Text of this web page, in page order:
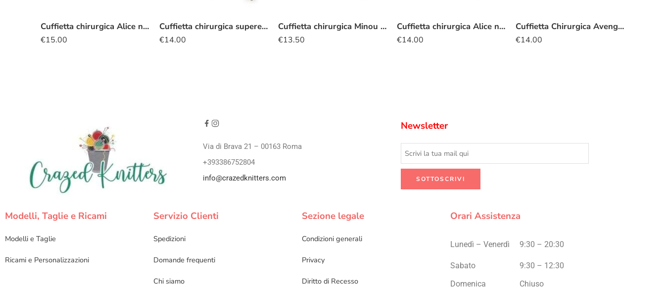
Cuffietta chirurgica Alice nel Paese delle Meraviglie fiorellini
€15.00
Cuffietta chirurgica supereroi kawaii
€14.00
Cuffietta chirurgica Minou nero
€13.50
Cuffietta chirurgica Alice nel Paese delle Meraviglie tè
€14.00
Cuffietta Chirurgica Avengers Doctor Strange
€14.00
Via di Brava 21 – 00163 Roma
+393386752804
info@crazedknitters.com
Newsletter
Modelli, Taglie e Ricami
Modelli e Taglie
Ricami e Personalizzazioni
Servizio Clienti
Spedizioni
Domande frequenti
Chi siamo
Sezione legale
Condizioni generali
Privacy
Diritto di Recesso
Orari Assistenza
Lunedì – Venerdì 9:30 – 20:30
Sabato 9:30 – 12:30
Domenica Chiuso